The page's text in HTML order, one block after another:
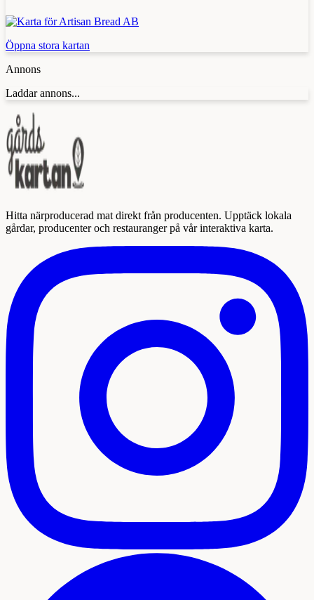
Öppna stora kartan
Annons
Laddar annons...
Hitta närproducerad mat direkt från producenten. Upptäck lokala
gårdar, producenter och restauranger på vår interaktiva karta.